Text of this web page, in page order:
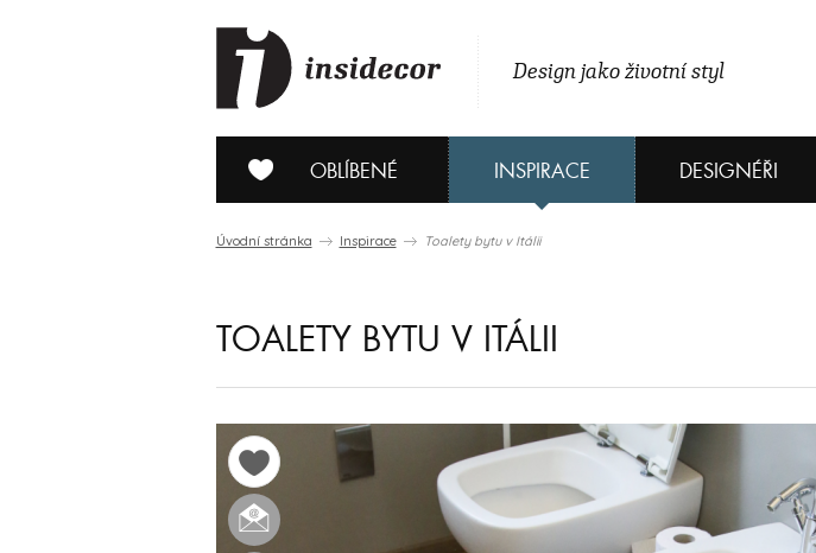
Design jako životní styl
OBLÍBENÉ INSPIRACE DESIGNÉŘI
Úvodní stránka Inspirace Toalety bytu v Itálii
TOALETY BYTU V ITÁLII